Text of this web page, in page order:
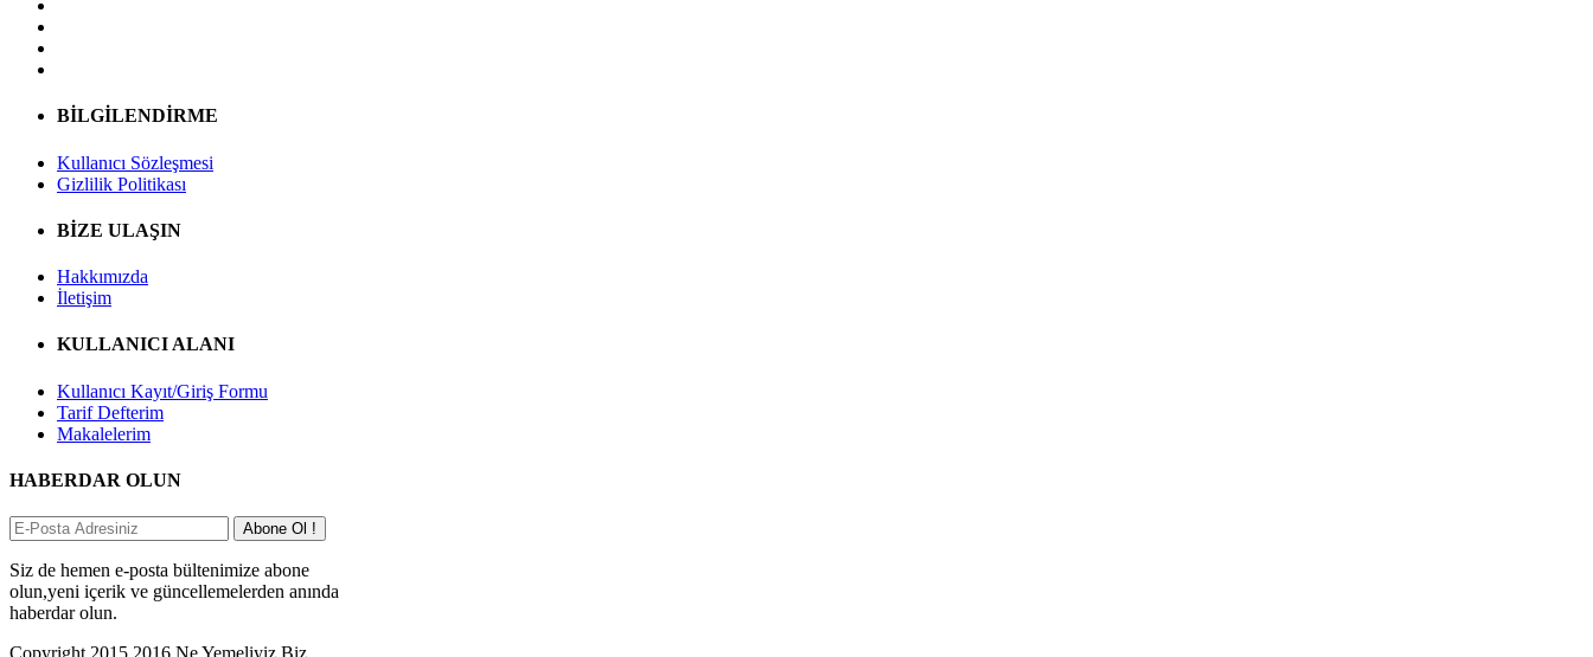
BİLGİLENDİRME
Kullanıcı Sözleşmesi
Gizlilik Politikası
BİZE ULAŞIN
Hakkımızda
İletişim
KULLANICI ALANI
Kullanıcı Kayıt/Giriş Formu
Tarif Defterim
Makalelerim
HABERDAR OLUN
Abone Ol !
Siz de hemen e-posta bültenimize abone
olun,yeni içerik ve güncellemelerden anında
haberdar olun.